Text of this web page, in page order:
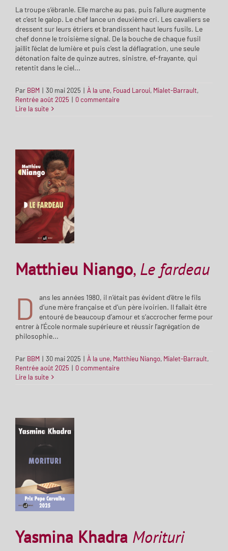
La troupe s’ébranle. Elle marche au pas, puis l’allure augmente
et c’est le galop. Le chef lance un deuxième cri. Les cavaliers se
dressent sur leurs étriers et brandissent haut leurs fusils. Le
chef donne le troisième signal. De la bouche de chaque fusil
jaillit l’éclat de lumière et puis c’est la déflagration, une seule
détonation faite de quinze autres, sinistre, ef-frayante, qui
retentit dans le ciel...
Par BBM | 30 mai 2025 | À la une, Fouad Laroui, Mialet-Barrault,
Rentrée août 2025 | 0 commentaire
Lire la suite
Matthieu Niango, Le fardeau
D
ans les années 1980, il n’était pas évident d’être le fils
d’une mère française et d’un père ivoirien. Il fallait être
entouré de beaucoup d’amour et s’accrocher ferme pour
entrer à l’École normale supérieure et réussir l’agrégation de
philosophie...
Par BBM | 30 mai 2025 | À la une, Matthieu Niango, Mialet-Barrault,
Rentrée août 2025 | 0 commentaire
Lire la suite
Yasmina Khadra Morituri